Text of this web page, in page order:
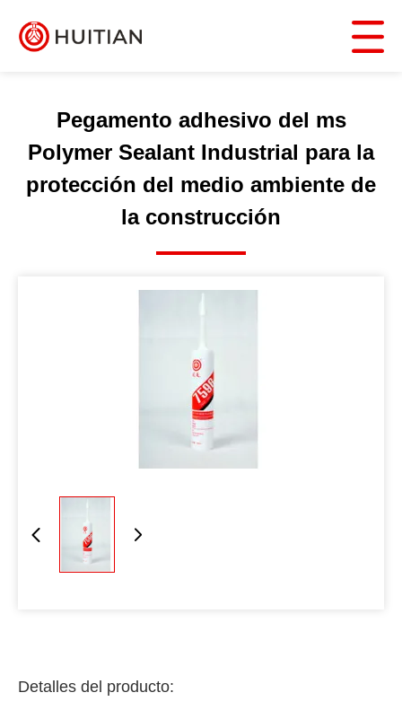
Pegamento adhesivo del ms
Polymer Sealant Industrial para la
protección del medio ambiente de
la construcción
Detalles del producto: